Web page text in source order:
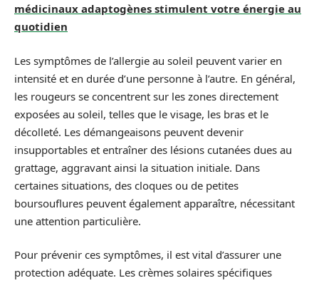
médicinaux adaptogènes stimulent votre énergie au
quotidien
Les symptômes de l’allergie au soleil peuvent varier en
intensité et en durée d’une personne à l’autre. En général,
les rougeurs se concentrent sur les zones directement
exposées au soleil, telles que le visage, les bras et le
décolleté. Les démangeaisons peuvent devenir
insupportables et entraîner des lésions cutanées dues au
grattage, aggravant ainsi la situation initiale. Dans
certaines situations, des cloques ou de petites
boursouflures peuvent également apparaître, nécessitant
une attention particulière.
Pour prévenir ces symptômes, il est vital d’assurer une
protection adéquate. Les crèmes solaires spécifiques